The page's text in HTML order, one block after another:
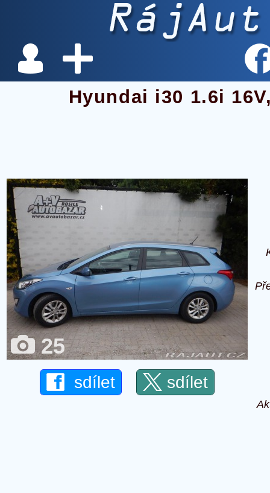
Hyundai i30 1.6i
25
sdílet sdílet